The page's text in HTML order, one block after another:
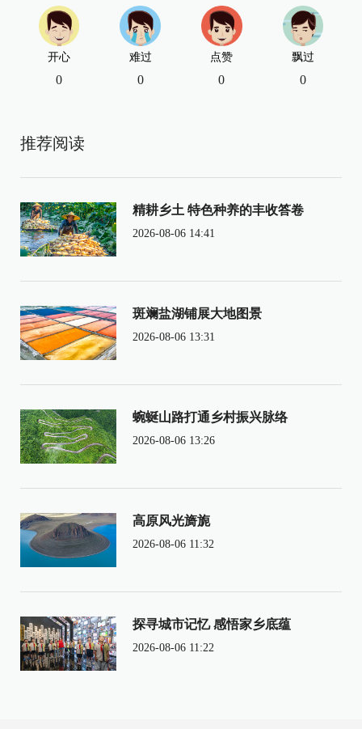
开心
0
难过
0
点赞
0
飘过
0
推荐阅读
精耕乡土 特色种养的丰收答卷
2026-08-06 14:41
斑斓盐湖铺展大地图景
2026-08-06 13:31
蜿蜒山路打通乡村振兴脉络
2026-08-06 13:26
高原风光旖旎
2026-08-06 11:32
探寻城市记忆 感悟家乡底蕴
2026-08-06 11:22